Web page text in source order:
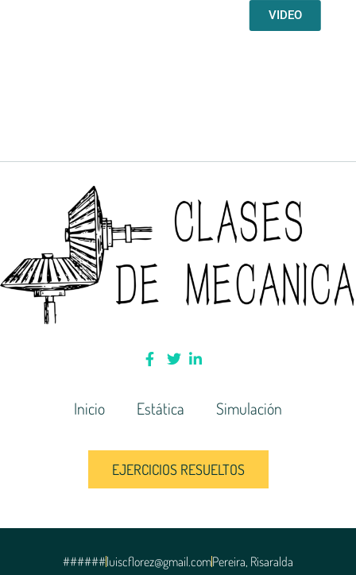
VIDEO
Inicio Estática Simulación
EJERCICIOS RESUELTOS
######luiscflorez@gmail.comPereira, Risaralda